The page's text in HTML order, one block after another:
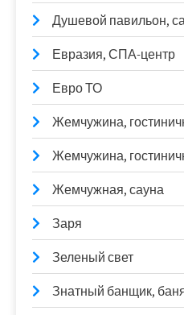
Душевой павильон,
Евразия, СПА-центр
Евро ТО
Жемчужина,
Жемчужина,
Жемчужная, сауна
Заря
Зеленый свет
Знатный банщик,